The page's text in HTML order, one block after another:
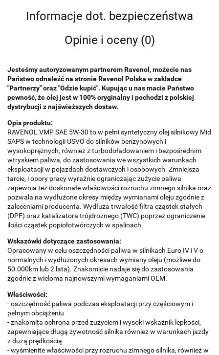
Informacje dot. bezpieczeństwa
Opinie i oceny (0)
Jesteśmy autoryzowanym partnerem Ravenol, możecie nas
Państwo odnaleźć na stronie Ravenol Polska w zakładce
"Partnerzy" oraz "Gdzie kupić". Kupując u nas macie Państwo
pewność, że olej jest w 100% oryginalny i pochodzi z polskiej
dystrybucji z najświeższych dostaw.
Opis produktu:
RAVENOL VMP SAE 5W-30 to w pełni syntetyczny olej silnikowy Mid
SAPS w technologii USVO do silników benzynowych i
wysokoprężnych, również z turbodoładowaniem i bezpośrednim
wtryskiem paliwa, do zastosowania we wszystkich warunkach
eksploatacji w pojazdach dostawczych i osobowych. Zmniejsza
tarcie, i opory pracy wyraźnie ograniczając zużycie paliwa
zapewnia też doskonałe właściwości rozruchu zimnego silnika oraz
pozwala na wydłużone okresy między wymianami oleju zgodnie z
zaleceniami producenta. Wydłuża trwałość filtra cząstek stałych
(DPF) oraz katalizatora trójdrożnego (TWC) poprzez ograniczenie
ilości cząstek popiołotwórczych w spalinach.
Wskazówki dotyczące zastosowania:
Opracowany w celu oszczędności paliwa w silnikach Euro IV i V o
normalnych i wydłużonych okresach wymiany oleju (możliwe do
50.000km lub 2 lata). Znakomicie nadaje się do zastosowania
zgodnie z wieloma najnowszymi wymaganiami OEM.
Właściwości:
- oszczędność paliwa podczas eksploatacji przy częściowym i
pełnym obciążeniu
- znakomita ochrona przed zużyciem i wysoki wskaźnik lepkości,
zapewniające długą żywotność silnika również w warunkach jazdy
z dużą prędkością
- wyśmienite właściwości przy rozruchu zimnego silnika, również w